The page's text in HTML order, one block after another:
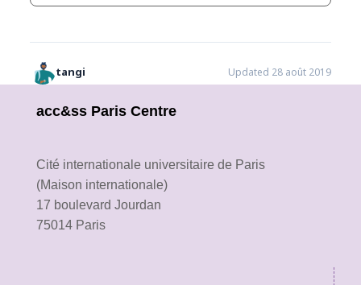
tangi Updated 28 août 2019
acc&ss Paris Centre
Cité internationale universitaire de Paris
(Maison internationale)
17 boulevard Jourdan
75014 Paris